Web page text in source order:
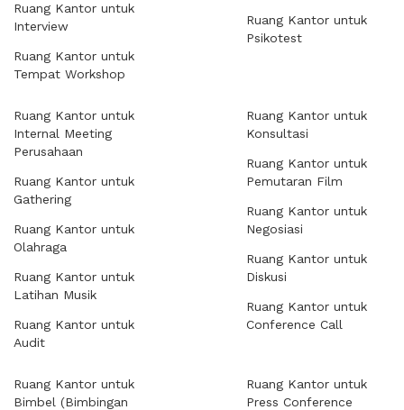
Ruang Kantor untuk
Interview
Ruang Kantor untuk
Tempat Workshop
Ruang Kantor untuk
Psikotest
Ruang Kantor untuk
Internal Meeting
Perusahaan
Ruang Kantor untuk
Gathering
Ruang Kantor untuk
Olahraga
Ruang Kantor untuk
Latihan Musik
Ruang Kantor untuk
Audit
Ruang Kantor untuk
Konsultasi
Ruang Kantor untuk
Pemutaran Film
Ruang Kantor untuk
Negosiasi
Ruang Kantor untuk
Diskusi
Ruang Kantor untuk
Conference Call
Ruang Kantor untuk
Bimbel (Bimbingan
Ruang Kantor untuk
Press Conference